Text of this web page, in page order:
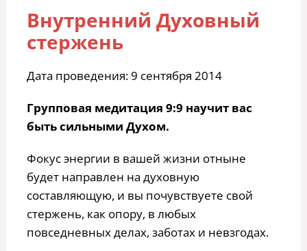
Внутренний Духовный
стержень
Дата проведения: 9 сентября 2014
Групповая медитация 9:9 научит вас
быть сильными Духом.
Фокус энергии в вашей жизни отныне
будет направлен на духовную
составляющую, и вы почувствуете свой
стержень, как опору, в любых
повседневных делах, заботах и невзгодах.